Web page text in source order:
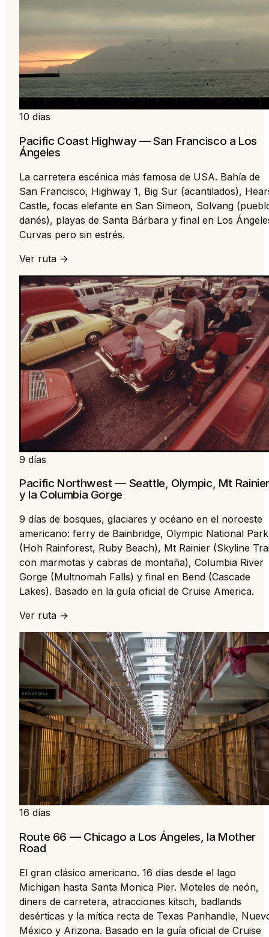
10 días
Pacific Coast Highway — San Francisco a Los
Ángeles
La carretera escénica más famosa de USA. Bahía de
San Francisco, Highway 1, Big Sur (acantilados),
Castle, focas elefante en San Simeon, Solvang
danés), playas de Santa Bárbara y final en Los
Curvas pero sin estrés.
Ver ruta →
9 días
Pacific Northwest — Seattle, Olympic, Mt
y la Columbia Gorge
9 días de bosques, glaciares y océano en el noroeste
americano: ferry de Bainbridge, Olympic National Park
(Hoh Rainforest, Ruby Beach), Mt Rainier (Skyline
con marmotas y cabras de montaña), Columbia River
Gorge (Multnomah Falls) y final en Bend (Cascade
Lakes). Basado en la guía oficial de Cruise America.
Ver ruta →
16 días
Route 66 — Chicago a Los Ángeles, la Mother
Road
El gran clásico americano. 16 días desde el lago
Michigan hasta Santa Monica Pier. Moteles de neón,
diners de carretera, atracciones kitsch, badlands
desérticas y la mítica recta de Texas Panhandle,
México y Arizona. Basado en la guía oficial de Cruise